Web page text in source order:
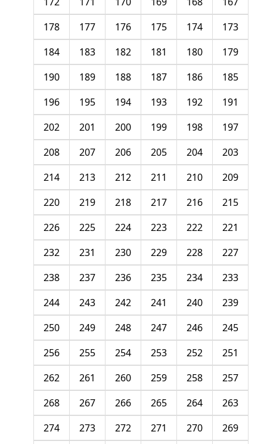
173
174
175
176
177
178
179
180
181
182
183
184
185
186
187
188
189
190
191
192
193
194
195
196
197
198
199
200
201
202
203
204
205
206
207
208
209
210
211
212
213
214
215
216
217
218
219
220
221
222
223
224
225
226
227
228
229
230
231
232
233
234
235
236
237
238
239
240
241
242
243
244
245
246
247
248
249
250
251
252
253
254
255
256
257
258
259
260
261
262
263
264
265
266
267
268
269
270
271
272
273
274